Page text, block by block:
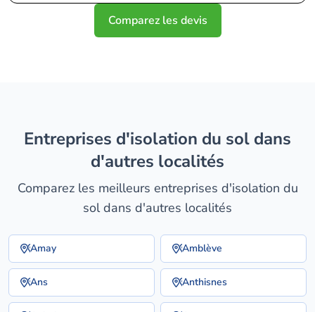
Comparez les devis
entreprises d'isolation du sol dans
d'autres localités
Comparez les meilleurs entreprises d'isolation du
sol dans d'autres localités
Amay Amblève
Ans Anthisnes